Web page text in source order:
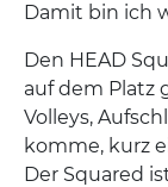
Damit bin ich
Den HEAD
auf dem Platz
Volleys,
komme, kurz
Der Squared